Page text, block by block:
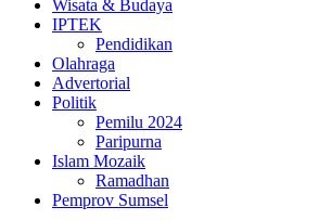
Wisata & Budaya
IPTEK
Pendidikan
Olahraga
Advertorial
Politik
Pemilu 2024
Paripurna
Islam Mozaik
Ramadhan
Pemprov Sumsel